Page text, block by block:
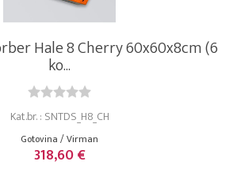
Hale 8 Cherry 60x60x8cm (6
ko...
Kat.br. : SNTDS_H8_CH
Gotovina / Virman
318,60 €